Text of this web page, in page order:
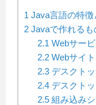
1 Java言語の特徴
2 Javaで作れるも
2.1 Webサー
2.2Webサイト
2.3デスクト
2.4デスクト
2.5組み込みシ